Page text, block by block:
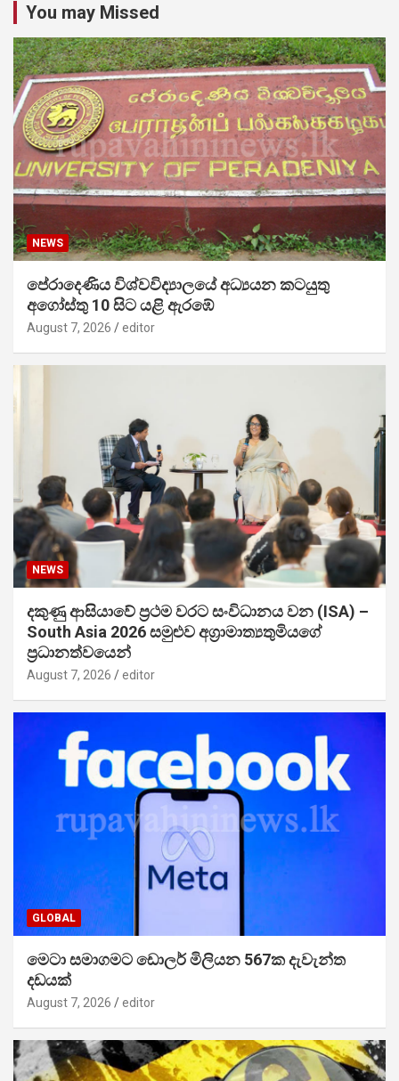
You may Missed
NEWS
පේරාදෙණිය විශ්වවිද්‍යාලයේ අධ්‍යයන කටයුතු
අගෝස්තු 10 සිට යළි ඇරඹේ
August 7, 2026 editor
NEWS
දකුණු ආසියාවේ ප්‍රථම වරට සංවිධානය වන (ISA) –
South Asia 2026 සමුළුව අග්‍රාමාත්‍යතුමියගේ
ප්‍රධානත්වයෙන්
August 7, 2026 editor
GLOBAL
මෙටා සමාගමට ඩොලර් මිලියන 567ක දැවැන්ත
දඩයක්
August 7, 2026 editor